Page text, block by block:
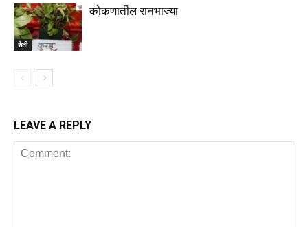
शेती
कोकणातील रानभाज्या
LEAVE A REPLY